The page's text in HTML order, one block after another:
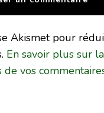
Akismet pour
En savoir plus sur
de vos